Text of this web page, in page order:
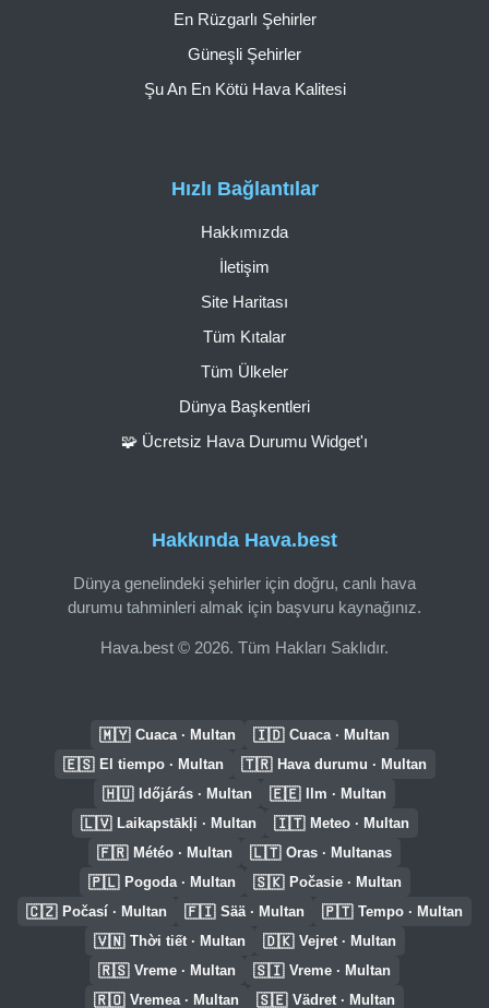
Hakkında Hava.best
Dünya genelindeki şehirler için doğru, canlı hava
durumu tahminleri almak için başvuru kaynağınız.
Hava.best © 2026. Tüm Hakları Saklıdır.
Hızlı Bağlantılar
Hakkımızda
İletişim
Site Haritası
Tüm Kıtalar
Tüm Ülkeler
Dünya Başkentleri
🧩 Ücretsiz Hava Durumu Widget'ı
En Rüzgarlı Şehirler
Güneşli Şehirler
Şu An En Kötü Hava Kalitesi
🇲🇾 Cuaca · Multan 🇮🇩 Cuaca · Multan
🇪🇸 El tiempo · Multan 🇹🇷 Hava durumu · Multan
🇭🇺 Időjárás · Multan 🇪🇪 Ilm · Multan
🇱🇻 Laikapstākļi · Multan 🇮🇹 Meteo · Multan
🇫🇷 Météo · Multan 🇱🇹 Oras · Multanas
🇵🇱 Pogoda · Multan 🇸🇰 Počasie · Multan
🇨🇿 Počasí · Multan 🇫🇮 Sää · Multan 🇵🇹 Tempo · Multan
🇻🇳 Thời tiết · Multan 🇩🇰 Vejret · Multan
🇷🇸 Vreme · Multan 🇸🇮 Vreme · Multan
🇷🇴 Vremea · Multan 🇸🇪 Vädret · Multan